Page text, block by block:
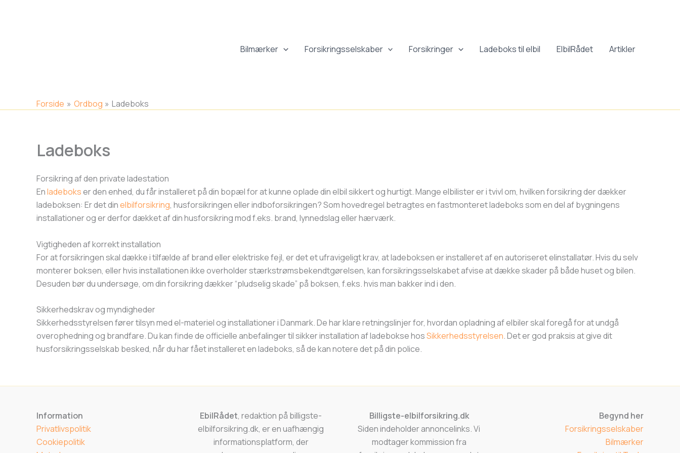
Bilmærker
Forsikringsselskaber Forsikringer Ladeboks til elbil ElbilRådet Artikler
Forside Ordbog Ladeboks
Ladeboks
Forsikring af den private ladestation
Enladebokser den enhed, du får installeret på din bopæl for at kunne oplade din elbil sikkert og hurtigt. Mange elbilister er i tvivl om, hvilken forsikring der dækker
ladeboksen: Er det dinelbilforsikring, husforsikringen eller indboforsikringen? Som hovedregel betragtes en fastmonteret ladeboks som en del af bygningens
installationer og er derfor dækket af din husforsikring mod f.eks. brand, lynnedslag eller hærværk.
Vigtigheden af korrekt installation
For at forsikringen skal dække i tilfælde af brand eller elektriske fejl, er det et ufravigeligt krav, at ladeboksen er installeret af en autoriseret elinstallatør. Hvis du selv
monterer boksen, eller hvis installationen ikke overholder stærkstrømsbekendtgørelsen, kan forsikringsselskabet afvise at dække skader på både huset og bilen.
Desuden bør du undersøge, om din forsikring dækker “pludselig skade” på boksen, f.eks. hvis man bakker ind i den.
Sikkerhedskrav og myndigheder
Sikkerhedsstyrelsen fører tilsyn med el-materiel og installationer i Danmark. De har klare retningslinjer for, hvordan opladning af elbiler skal foregå for at undgå
overophedning og brandfare. Du kan finde de officielle anbefalinger til sikker installation af ladebokse hosSikkerhedsstyrelsen. Det er god praksis at give dit
husforsikringsselskab besked, når du har fået installeret en ladeboks, så de kan notere det på din police.
Information
Privatlivspolitik
Cookiepolitik
EbilRådet, redaktion på billigste-
elbilforsikring.dk, er en uafhængig
informationsplatform, der
Billigste-elbilforsikring.dk
Siden indeholder annoncelinks. Vi
modtager kommission fra
Begynd her
Forsikringsselskaber
Bilmærker